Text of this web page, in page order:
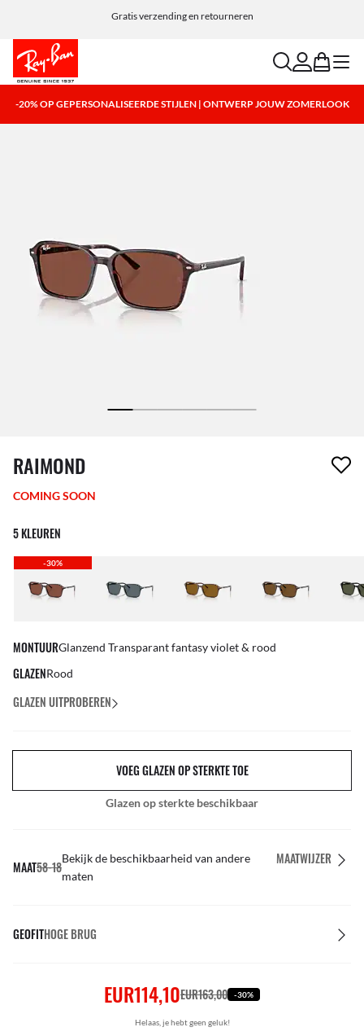
Gratis verzending en retourneren
Kies Klarna en PayPal voor eenvoudige en flexibele betaalopties.
searchaccount
bag menu
-20% OP GEPERSONALISEERDE STIJLEN | ONTWERP JOUW ZOMERLOOK
1 item is uit je verlanglijst verwijderd
RAIMOND
COMING SOON
5 KLEUREN
-30%
MONTUURGlanzend Transparant fantasy violet & rood
GLAZENRood
GLAZEN UITPROBEREN
VOEG GLAZEN OP STERKTE TOE
Glazen op sterkte beschikbaar
MAAT58-18
Bekijk de beschikbaarheid van andere
maten
MAATWIJZER
GEOFITHOGE BRUG
EUR114,10EUR163,00 -30%
Helaas, je hebt geen geluk!